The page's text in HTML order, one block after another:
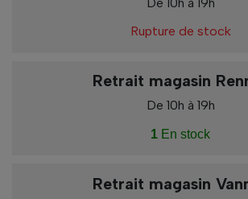
Rupture de stock
Retrait magasin
De 10h à 19h
1 En stock
Retrait magasin